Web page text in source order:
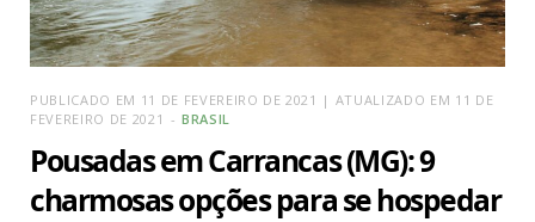
PUBLICADO EM 11 DE FEVEREIRO DE 2021 | ATUALIZADO EM 11 DE
FEVEREIRO DE 2021
BRASIL
Pousadas em Carrancas (MG): 9
charmosas opções para se hospedar